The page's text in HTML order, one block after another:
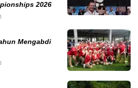
2026
Mengabdi